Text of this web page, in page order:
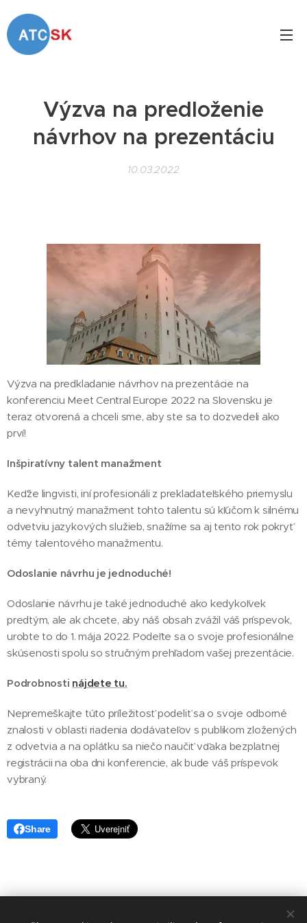
Výzva na predloženie
návrhov na prezentáciu
10.03.2022
Výzva na predkladanie návrhov na prezentácie na
konferenciu Meet Central Europe 2022 na Slovensku je
teraz otvorená a chceli sme, aby ste sa to dozvedeli ako
prví!
Inšpiratívny talent manažment
Keďže lingvisti, iní profesionáli z prekladateľského priemyslu
a nevyhnutný manažment tohto talentu sú kľúčom k silnému
odvetviu jazykových služieb, snažíme sa aj tento rok pokryť
témy talentového manažmentu.
Odoslanie návrhu je jednoduché!
Odoslanie návrhu je také jednoduché ako kedykoľvek
predtým, ale ak chcete, aby náš obsah zvážil váš príspevok,
urobte to do 1. mája 2022. Podeľte sa o svoje profesionálne
skúsenosti spolu so stručným prehľadom vašej prezentácie.
Podrobnosti nájdete tu.
Nepremeškajte túto príležitosť podeliť sa o svoje odborné
znalosti v oblasti riadenia dodávateľov s publikom zložených
z odvetvia a na oplátku sa niečo naučiť vďaka bezplatnej
registrácii na oba dni konferencie, ak bude váš príspevok
vybraný.
Share